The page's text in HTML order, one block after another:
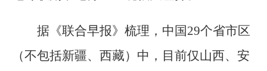
据《联合早报》梳理，中国29个省市区
（不包括新疆、西藏）中，目前仅山西、安